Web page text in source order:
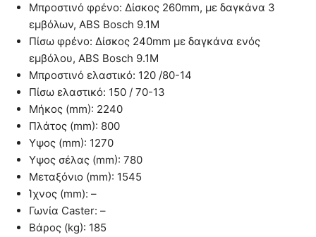
Μπροστινό φρένο: Δίσκος 260mm, με δαγκάνα 3
εμβόλων, ΑΒS Bosch 9.1M
Πίσω φρένο: Δίσκος 240mm με δαγκάνα ενός
εμβόλου, ΑΒS Bosch 9.1M
Μπροστινό ελαστικό: 120 /80-14
Πίσω ελαστικό: 150 / 70-13
Μήκος (mm): 2240
Πλάτος (mm): 800
Υψος (mm): 1270
Υψος σέλας (mm): 780
Μεταξόνιο (mm): 1545
Ίχνος (mm): –
Γωνία Caster: –
Βάρος (kg): 185